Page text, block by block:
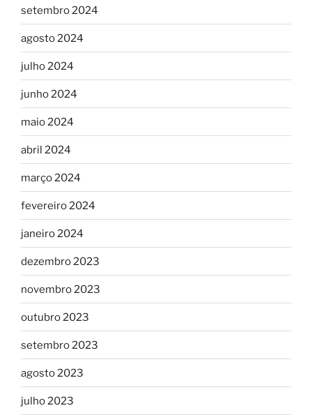
setembro 2024
agosto 2024
julho 2024
junho 2024
maio 2024
abril 2024
março 2024
fevereiro 2024
janeiro 2024
dezembro 2023
novembro 2023
outubro 2023
setembro 2023
agosto 2023
julho 2023